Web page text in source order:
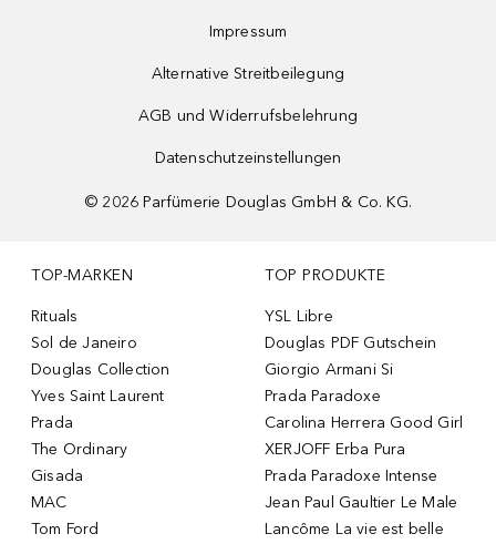
Impressum
Alternative Streitbeilegung
AGB und Widerrufsbelehrung
Datenschutzeinstellungen
© 2026 Parfümerie Douglas GmbH & Co. KG.
TOP-MARKEN
Rituals
Sol de Janeiro
Douglas Collection
Yves Saint Laurent
Prada
The Ordinary
Gisada
MAC
Tom Ford
TOP PRODUKTE
YSL Libre
Douglas PDF Gutschein
Giorgio Armani Si
Prada Paradoxe
Carolina Herrera Good Girl
XERJOFF Erba Pura
Prada Paradoxe Intense
Jean Paul Gaultier Le Male
Lancôme La vie est belle